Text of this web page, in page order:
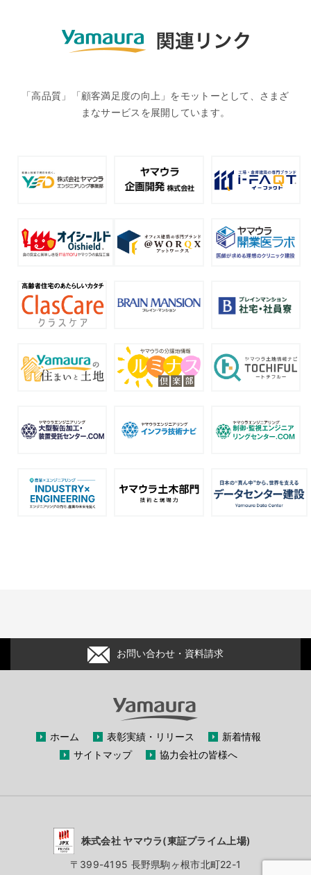
「高品質」「顧客満足度の向上」をモットーとして、さまざ
まなサービスを展開しています。
お問い合わせ・資料請求
ホーム 表彰実績・リリース
新着情報
サイトマップ
協力会社の皆様へ
株式会社 ヤマウラ(東証プライム上場)
〒399-4195 長野県駒ヶ根市北町22-1